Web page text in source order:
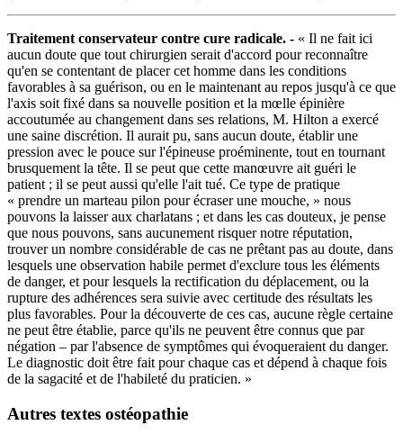
Traitement conservateur contre cure radicale. - « Il ne fait ici
aucun doute que tout chirurgien serait d'accord pour reconnaître
qu'en se contentant de placer cet homme dans les conditions
favorables à sa guérison, ou en le maintenant au repos jusqu'à ce que
l'axis soit fixé dans sa nouvelle position et la mœlle épinière
accoutumée au changement dans ses relations, M. Hilton a exercé
une saine discrétion. Il aurait pu, sans aucun doute, établir une
pression avec le pouce sur l'épineuse proéminente, tout en tournant
brusquement la tête. Il se peut que cette manœuvre ait guéri le
patient ; il se peut aussi qu'elle l'ait tué. Ce type de pratique
« prendre un marteau pilon pour écraser une mouche, » nous
pouvons la laisser aux charlatans ; et dans les cas douteux, je pense
que nous pouvons, sans aucunement risquer notre réputation,
trouver un nombre considérable de cas ne prêtant pas au doute, dans
lesquels une observation habile permet d'exclure tous les éléments
de danger, et pour lesquels la rectification du déplacement, ou la
rupture des adhérences sera suivie avec certitude des résultats les
plus favorables. Pour la découverte de ces cas, aucune règle certaine
ne peut être établie, parce qu'ils ne peuvent être connus que par
négation – par l'absence de symptômes qui évoqueraient du danger.
Le diagnostic doit être fait pour chaque cas et dépend à chaque fois
de la sagacité et de l'habileté du praticien. »
Autres textes ostéopathie